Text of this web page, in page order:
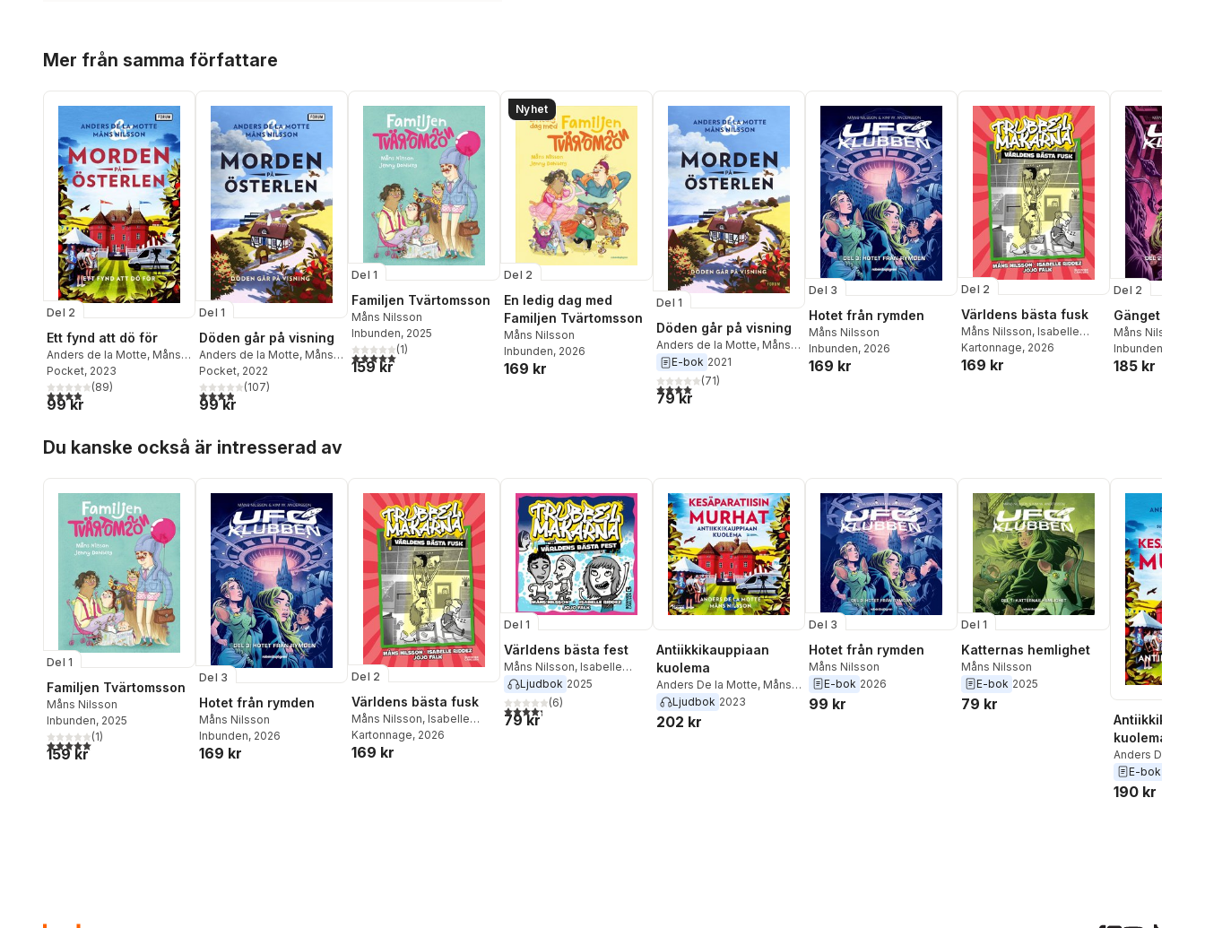
Mer från samma författare
Del 2
Ett fynd att dö för
Anders de la Motte, Måns
Nilsson
Pocket, 2023
3,9utav 5 stjärnor. Totalt antal röster:
(89)
99 kr
Del 1
Döden går på visning
Anders de la Motte, Måns
Nilsson
Pocket, 2022
3,9utav 5 stjärnor. Totalt antal röster:
(107)
99 kr
Del 1
Familjen Tvärtomsson
Måns Nilsson
Inbunden, 2025
5,0utav 5 stjärnor. Totalt antal röster:
(1)
159 kr
Nyhet
Del 2
En ledig dag med
Familjen Tvärtomsson
Måns Nilsson
Inbunden, 2026
169 kr
Del 1
Döden går på visning
Anders de la Motte, Måns
Nilsson
E-bok 2021
4,0utav 5 stjärnor. Totalt antal röster:
(71)
79 kr
Del 3
Hotet från rymden
Måns Nilsson
Inbunden, 2026
169 kr
Del 2
Världens bästa fusk
Måns Nilsson, Isabelle
Riddez
Kartonnage, 2026
169 kr
Del 2
Gänget slår
Måns Nilsson
Inbunden
185 kr
Du kanske också är intresserad av
Del 1
Familjen Tvärtomsson
Måns Nilsson
Inbunden, 2025
5,0utav 5 stjärnor. Totalt antal röster:
(1)
159 kr
Del 3
Hotet från rymden
Måns Nilsson
Inbunden, 2026
169 kr
Del 2
Världens bästa fusk
Måns Nilsson, Isabelle
Riddez
Kartonnage, 2026
169 kr
Del 1
Världens bästa fest
Måns Nilsson, Isabelle
Riddez
Ljudbok 2025
4,3utav 5 stjärnor. Totalt antal röster:
(6)
79 kr
Antiikkikauppiaan
kuolema
Anders De la Motte, Måns
Nilsson
Ljudbok 2023
202 kr
Del 3
Hotet från rymden
Måns Nilsson
E-bok 2026
99 kr
Del 1
Katternas hemlighet
Måns Nilsson
E-bok 2025
79 kr
kuolema
Anders De la
Nilsson
E-bok
190 kr